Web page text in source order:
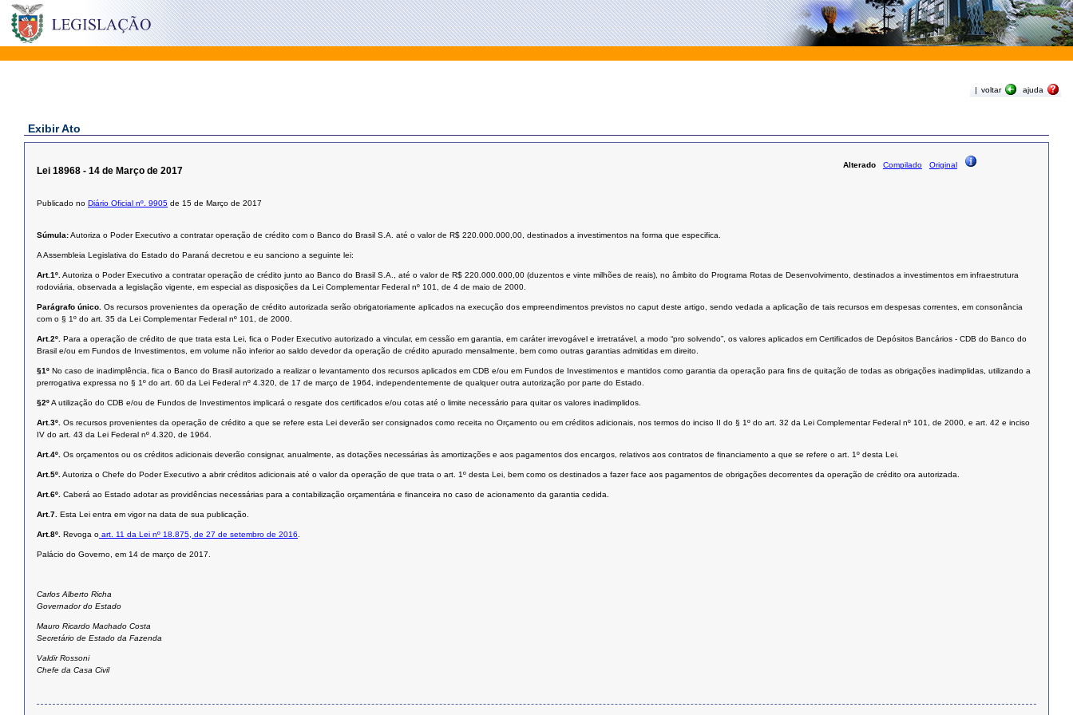
| voltar ajuda
Exibir Ato
Alterado Compilado Original
Lei 18968 - 14 de Março de 2017
Publicado no Diário Oficial nº. 9905 de 15 de Março de 2017
Súmula:Autoriza o Poder Executivo a contratar operação de crédito com o Banco do Brasil S.A. até o valor de R$ 220.000.000,00, destinados a investimentos na forma que especifica.
A Assembleia Legislativa do Estado do Paraná decretou e eu sanciono a seguinte lei:
Art.1º.Autoriza o Poder Executivo a contratar operação de crédito junto ao Banco do Brasil S.A., até o valor de R$ 220.000.000,00 (duzentos e vinte milhões de reais), no âmbito do Programa Rotas de Desenvolvimento, destinados a investimentos em infraestrutura
rodoviária, observada a legislação vigente, em especial as disposições da Lei Complementar Federal nº 101, de 4 de maio de 2000.
Parágrafo único. Os recursos provenientes da operação de crédito autorizada serão obrigatoriamente aplicados na execução dos empreendimentos previstos no caput deste artigo, sendo vedada a aplicação de tais recursos em despesas correntes, em consonância
com o § 1º do art. 35 da Lei Complementar Federal nº 101, de 2000.
Art.2º. Para a operação de crédito de que trata esta Lei, fica o Poder Executivo autorizado a vincular, em cessão em garantia, em caráter irrevogável e irretratável, a modo “pro solvendo”, os valores aplicados em Certificados de Depósitos Bancários - CDB do Banco do
Brasil e/ou em Fundos de Investimentos, em volume não inferior ao saldo devedor da operação de crédito apurado mensalmente, bem como outras garantias admitidas em direito.
§1º No caso de inadimplência, fica o Banco do Brasil autorizado a realizar o levantamento dos recursos aplicados em CDB e/ou em Fundos de Investimentos e mantidos como garantia da operação para fins de quitação de todas as obrigações inadimplidas, utilizando a
prerrogativa expressa no § 1º do art. 60 da Lei Federal nº 4.320, de 17 de março de 1964, independentemente de qualquer outra autorização por parte do Estado.
§2ºA utilização do CDB e/ou de Fundos de Investimentos implicará o resgate dos certificados e/ou cotas até o limite necessário para quitar os valores inadimplidos.
Art.3º. Os recursos provenientes da operação de crédito a que se refere esta Lei deverão ser consignados como receita no Orçamento ou em créditos adicionais, nos termos do inciso II do § 1º do art. 32 da Lei Complementar Federal nº 101, de 2000, e art. 42 e inciso
IV do art. 43 da Lei Federal nº 4.320, de 1964.
Art.4º. Os orçamentos ou os créditos adicionais deverão consignar, anualmente, as dotações necessárias às amortizações e aos pagamentos dos encargos, relativos aos contratos de financiamento a que se refere o art. 1º desta Lei.
Art.5º.Autoriza o Chefe do Poder Executivo a abrir créditos adicionais até o valor da operação de que trata o art. 1º desta Lei, bem como os destinados a fazer face aos pagamentos de obrigações decorrentes da operação de crédito ora autorizada.
Art.6º. Caberá ao Estado adotar as providências necessárias para a contabilização orçamentária e financeira no caso de acionamento da garantia cedida.
Art.7. Esta Lei entra em vigor na data de sua publicação.
Art.8º. Revoga o art. 11 da Lei nº 18.875, de 27 de setembro de 2016.
Palácio do Governo, em 14 de março de 2017.
Carlos Alberto Richa
Governador do Estado
Mauro Ricardo Machado Costa
Secretário de Estado da Fazenda
Valdir Rossoni
Chefe da Casa Civil